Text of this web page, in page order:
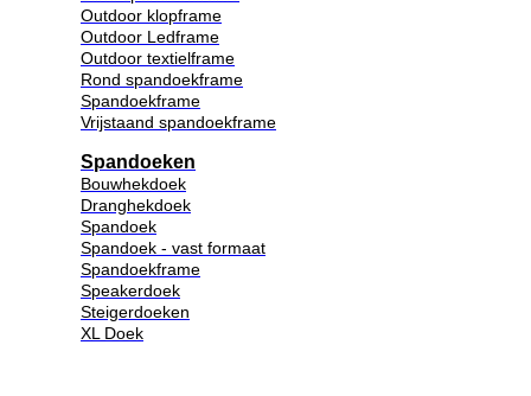
Outdoor klopframe
Outdoor Ledframe
Outdoor textielframe
Rond spandoekframe
Spandoekframe
Vrijstaand spandoekframe
Spandoeken
Bouwhekdoek
Dranghekdoek
Spandoek
Spandoek - vast formaat
Spandoekframe
Speakerdoek
Steigerdoeken
XL Doek